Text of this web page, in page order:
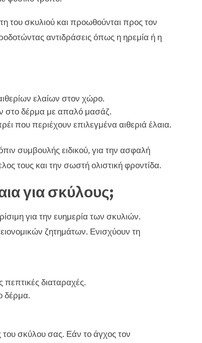
του σκυλιού και προωθούνται προς τον
αντιδράσεις όπως η ηρεμία ή η
ελαίων στον χώρο.
στο δέρμα με απαλό μασάζ.
που περιέχουν επιλεγμένα αιθεριά έλαια.
συμβουλής ειδικού, για την ασφαλή
τους και την σωστή ολιστική φροντίδα.
για σκύλους;
για την ευημερία των σκυλιών.
ζητημάτων. Ενισχύουν τη
διαταραχές.
δέρμα.
του σκύλου σας. Εάν το άγχος τον